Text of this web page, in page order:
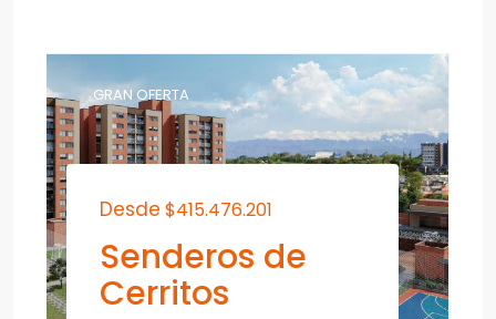
GRAN OFERTA
Desde $415.476.201
Senderos de
Cerritos